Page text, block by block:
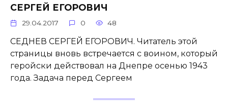
СЕРГЕЙ ЕГОРОВИЧ
29.04.2017 0 48
СЕДНЕВ СЕРГЕЙ ЕГОРОВИЧ. Читатель этой
страницы вновь встречается с воином, который
геройски действовал на Днепре осенью 1943
года. Задача перед Сергеем